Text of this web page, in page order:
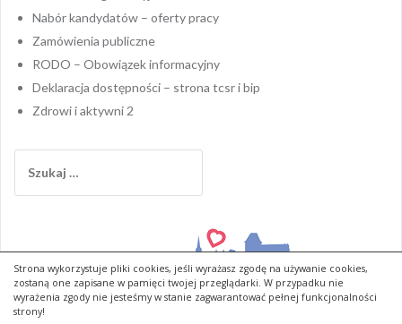
Strona wykorzystuje pliki cookies, jeśli wyrażasz zgodę na używanie cookies,
zostaną one zapisane w pamięci twojej przeglądarki. W przypadku nie
wyrażenia zgody nie jesteśmy w stanie zagwarantować pełnej funkcjonalności
strony!
Nabór kandydatów – oferty pracy
Zamówienia publiczne
RODO – Obowiązek informacyjny
Deklaracja dostępności – strona tcsr i bip
Zdrowi i aktywni 2
Miejski Ośrodek Pomocy Rodzinie w Toruniu